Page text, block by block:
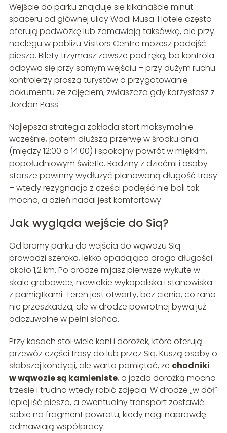
Wejście do parku znajduje się kilkanaście minut
spaceru od głównej ulicy Wadi Musa. Hotele często
oferują podwózkę lub zamawiają taksówkę, ale przy
noclegu w pobliżu Visitors Centre możesz podejść
pieszo. Bilety trzymasz zawsze pod ręką, bo kontrola
odbywa się przy samym wejściu – przy dużym ruchu
kontrolerzy proszą turystów o przygotowanie
dokumentu ze zdjęciem, zwłaszcza gdy korzystasz z
Jordan Pass.
Najlepsza strategia zakłada start maksymalnie
wcześnie, potem dłuższą przerwę w środku dnia
(między 12:00 a 14:00) i spokojny powrót w miękkim,
popołudniowym świetle. Rodziny z dziećmi i osoby
starsze powinny wydłużyć planowaną długość trasy
– wtedy rezygnacja z części podejść nie boli tak
mocno, a dzień nadal jest komfortowy.
Jak wygląda wejście do Siq?
Od bramy parku do wejścia do wąwozu Siq
prowadzi szeroka, lekko opadająca droga długości
około 1,2 km. Po drodze mijasz pierwsze wykute w
skale grobowce, niewielkie wykopaliska i stanowiska
z pamiątkami. Teren jest otwarty, bez cienia, co rano
nie przeszkadza, ale w drodze powrotnej bywa już
odczuwalne w pełni słońca.
Przy kasach stoi wiele koni i dorożek, które oferują
przewóz części trasy do lub przez Siq. Kuszą osoby o
słabszej kondycji, ale warto pamiętać, że chodniki
w wąwozie są kamieniste, a jazda dorożką mocno
trzęsie i trudno wtedy robić zdjęcia. W drodze „w dół”
lepiej iść pieszo, a ewentualny transport zostawić
sobie na fragment powrotu, kiedy nogi naprawdę
odmawiają współpracy.